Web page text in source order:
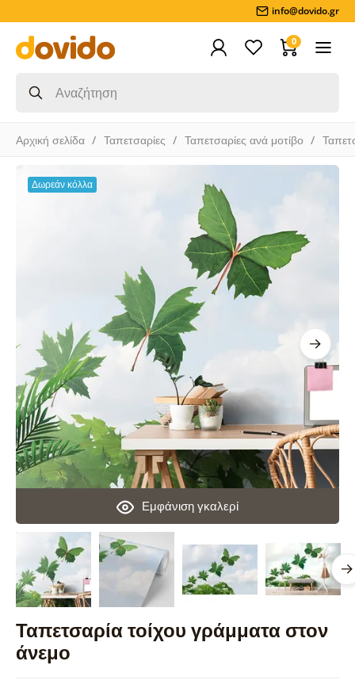
info@dovido.gr
0
Αρχική σελίδα Ταπετσαρίες Ταπετσαρίες ανά μοτίβο
Ταπετσαρία τοίχου γράμματα στον
άνεμο
Εμφάνιση γκαλερί
Δωρεάν κόλλα